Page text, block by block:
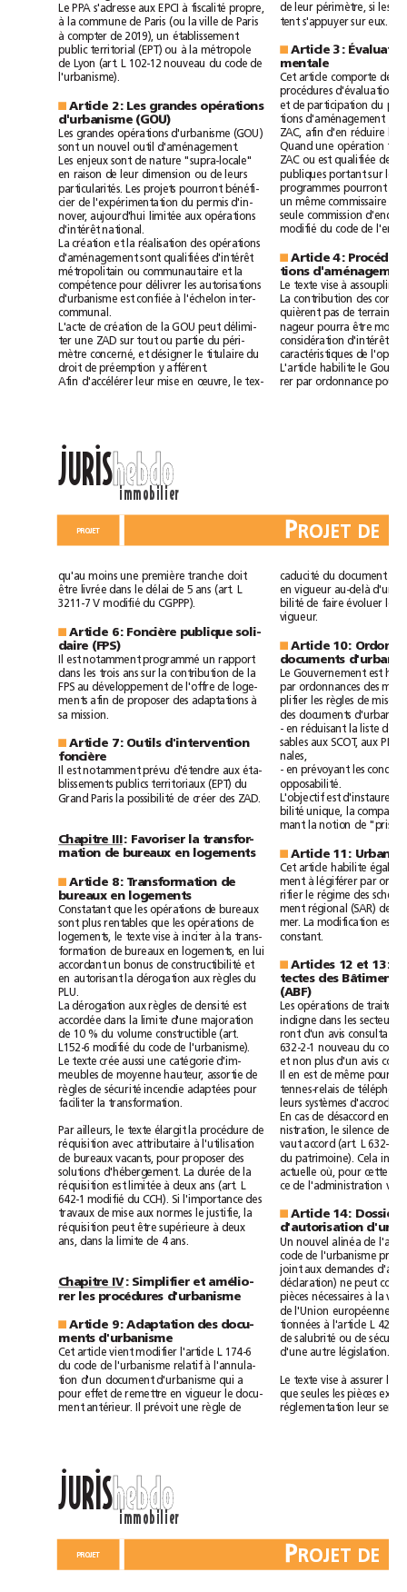
Le PPA s'adresse aux EPCI à fiscalité
propre,
à la commune de Paris (ou la ville de
Paris
à
compter de un
établissement
public
territorial (EPT) ou à la
métropole
de
Lyon (art. L 102-12 nouveau du code
de
l'urbanisme).
■ Article 2: Les grandes
opérations
d'urbanisme
(GOU)
Les grandes opérations d'urbanisme
(GOU)
sont
un
d'aménagement.
Les
enjeux sont de nature
"supra-locale"
en
raison de leur dimension ou de leurs
particularités. Les projets pourront bénéfi-
cier de l'expérimentation du permis
d'in-
nover,
aujourd'hui limitée aux
opérations
d'intérêt
national.
La
création et la réalisation des opérations
d'aménagement sont qualifiées d'intérêt
métropolitain ou communautaire et la
compétence
pour délivrer les
autorisations
d'urbanisme
est confiée à l'échelon
inter-
communal.
L'acte de création de la GOU peut délimi-
ter une ZAD sur tout ou partie du
péri-
mètre
concerné, et désigner le titulaire
du
droit
de préemption y
afférent.
Afin
d'accélérer leur mise en œuvre, le tex-
de leur périmètre, si les
tent s'appuyer sur
Article3:
mentale
Cet article comporte
procédures
d'évaluation
et de participation du
tions
d'aménagement
ZAC,
afin d'en réduire
Quand
une opération
ZAC
ou est qualifiée de
publiques portant sur
programmes pourront
un
même
commissaire
seule
commission
modifié
du code de
■ Article4:
tions
Le texte vise à assouplir
La contribution
des
quièrent
pas de
nageur pourra être
considération d'intérêt
caractéristiques de
L'article habilite le
rer
par ordonnance
qu'au moins une première tranche
doit
être
livrée dans le délai de 5 ans (art. L
3211-7 V modifié du CGPPP).
■ Article6: Foncière publique
soli-
daire
(FPS)
est notamment programmé un
rapport
dans
les trois ans sur la contribution de la
FPS
au développement de l'offre de
loge-
ments
afin de proposer des adaptations à
sa mission.
Article7: Outils
d'intervention
foncière
est notamment prévu d'étendre aux
éta-
blissements
publics territoriaux (EPT) du
Grand Paris la possibilité de créer des ZAD.
Chapitre : Favoriser la transfor-
mation de bureaux en logements
Article 8: Transformation de
bureaux en logements
Constatant que les opérations de
bureaux
sont
plus rentables que les opérations
de
logements, le texte vise à inciter à la
trans-
formation
de bureaux en logements, en lui
accordant un bonus de constructibilité
et
en
autorisant la dérogation aux règles
du
PLU.
La
dérogation aux règles de densité
est
accordée
dans la limite d'une
majoration
de
10% du volume constructible
(art.
L152-6
modifié du code de
l'urbanisme).
Le
texte crée aussi une catégorie
d'im-
meubles
de moyenne hauteur, assortie
de
règles
de sécurité incendie adaptées
pour
faciliter la transformation.
Par ailleurs, le texte élargit la procédure
de
réquisition
avec attributaire à
l'utilisation
de
bureaux vacants, pour proposer
des
solutions
d'hébergement. La durée de la
réquisition
est limitée à deux ans (art. L
642-1
modifié du CCH). Si l'importance
des
travaux
de mise aux normes le justifie, la
réquisition
peut être supérieure à
deux
ans,
dans la limite de 4 ans.
Chapitre IV : Simplifier et amélio-
rer les procédures d'urbanisme
Article 9: Adaptation des docu-
ments d'urbanisme
Cet article vient modifier l'article L
174-6
du
code de l'urbanisme relatifà
l'annula-
tion
d'un document d'urbanisme qui a
pour
effet de remettre en vigueur le
docu-
ment
antérieur. prévoit une règle de
caducité du
document
en
vigueur au-delà d'un
bilité de faire évoluer le
vigueur.
Article
10:
documents
Le Gouvernement
est
par
ordonnances
des
plifier
les règles de mise
des
documents
-
en réduisant la liste
sables
aux SCOT, aux
nales,
-
en prévoyant
les
opposabilité.
L'objectif est
bilité unique, la
mant la notion de
■ Article 11:
Cet article
habilite
ment à légiférer
par
rifier le régime
des
ment
(SAR)
mer.
La modification
constant.
Articles 12 et
13:
tectes
des
(ABF)
Les opérations
de
indigne
dans les
ront
d'un avis
632-2-1 nouveau du
et
non plus d'un avis
Il en est de même
pour
tennes-relais
de
leurs
systèmes
En
cas de désaccord
nistration, le silence
de
vaut
accord (art. L
632-2
du
patrimoine).
Cela
actuelle
où, pour
cette
ce
de l'administration
Article 14:
d'autorisation
Un alinéa
de
code
de l'urbanisme
joint
aux demandes
déclaration) ne
peut
pièces
nécessaires à la
de
l'Union
tionnées à l'article L
de
salubrité ou de
d'une autre législation.
Le texte vise à assurer
que
seules les
pièces
réglementation
leur
P
JURIS hebdo
immobilier
ll
PROJET
P
JURIS hebdo
immobilier
ll
PROJET